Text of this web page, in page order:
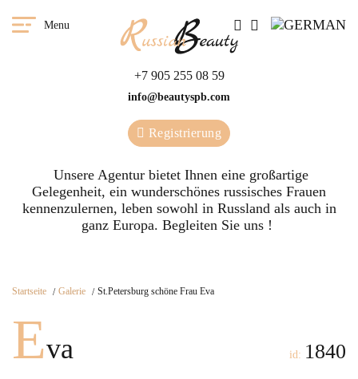
Menu
+7 905 255 08 59
info@beautyspb.com
Registrierung
Unsere Agentur bietet Ihnen eine großartige
Gelegenheit, ein wunderschönes russisches Frauen
kennenzulernen, leben sowohl in Russland als auch in
ganz Europa. Begleiten Sie uns !
Startseite Galerie St.Petersburg schöne Frau Eva
Eva id: 1840